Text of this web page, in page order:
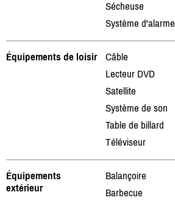
Sécheuse
Système d'alarme
Équipements de loisir
Câble
Lecteur DVD
Satellite
Système de son
Table de billard
Téléviseur
Équipements
extérieur
Balançoire
Barbecue